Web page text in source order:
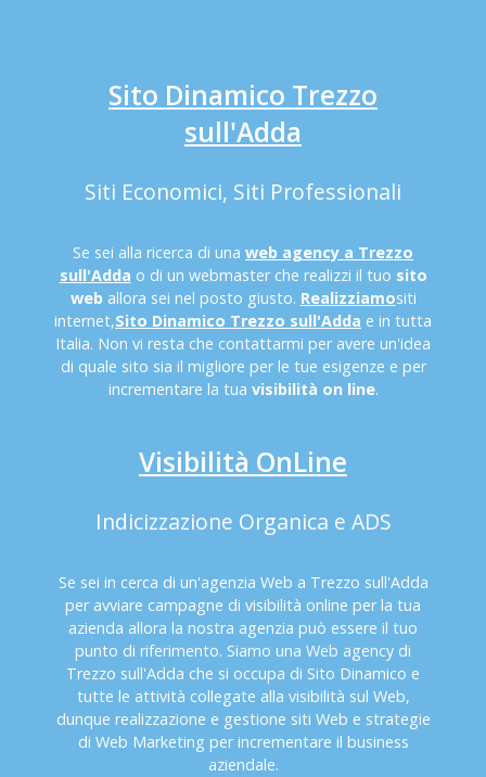
Sito Dinamico Trezzo
sull'Adda
Siti Economici, Siti Professionali
Se sei alla ricerca di una web agency a Trezzo
sull'Adda o di un webmaster che realizzi il tuo sito
web allora sei nel posto giusto. Realizziamositi
internet,Sito Dinamico Trezzo sull'Adda e in tutta
Italia. Non vi resta che contattarmi per avere un'idea
di quale sito sia il migliore per le tue esigenze e per
incrementare la tua visibilità on line.
Visibilità OnLine
Indicizzazione Organica e ADS
Se sei in cerca di un'agenzia Web a Trezzo sull'Adda
per avviare campagne di visibilità online per la tua
azienda allora la nostra agenzia può essere il tuo
punto di riferimento. Siamo una Web agency di
Trezzo sull'Adda che si occupa di Sito Dinamico e
tutte le attività collegate alla visibilità sul Web,
dunque realizzazione e gestione siti Web e strategie
di Web Marketing per incrementare il business
aziendale.